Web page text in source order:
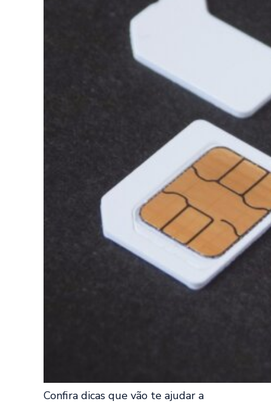
Confira dicas que vão te ajudar a